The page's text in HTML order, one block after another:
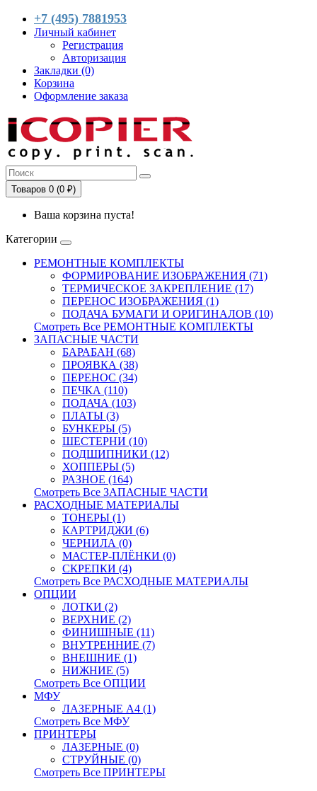
+7 (495) 7881953
Личный кабинет
Регистрация
Авторизация
Закладки (0)
Корзина
Оформление заказа
Товаров 0 (0 ₽)
Ваша корзина пуста!
Категории
РЕМОНТНЫЕ КОМПЛЕКТЫ
ФОРМИРОВАНИЕ ИЗОБРАЖЕНИЯ (71)
ТЕРМИЧЕСКОЕ ЗАКРЕПЛЕНИЕ (17)
ПЕРЕНОС ИЗОБРАЖЕНИЯ (1)
ПОДАЧА БУМАГИ И ОРИГИНАЛОВ (10)
Смотреть Все РЕМОНТНЫЕ КОМПЛЕКТЫ
ЗАПАСНЫЕ ЧАСТИ
БАРАБАН (68)
ПРОЯВКА (38)
ПЕРЕНОС (34)
ПЕЧКА (110)
ПОДАЧА (103)
ПЛАТЫ (3)
БУНКЕРЫ (5)
ШЕСТЕРНИ (10)
ПОДШИПНИКИ (12)
ХОППЕРЫ (5)
РАЗНОЕ (164)
Смотреть Все ЗАПАСНЫЕ ЧАСТИ
РАСХОДНЫЕ МАТЕРИАЛЫ
ТОНЕРЫ (1)
КАРТРИДЖИ (6)
ЧЕРНИЛА (0)
МАСТЕР-ПЛЁНКИ (0)
СКРЕПКИ (4)
Смотреть Все РАСХОДНЫЕ МАТЕРИАЛЫ
ОПЦИИ
ЛОТКИ (2)
ВЕРХНИЕ (2)
ФИНИШНЫЕ (11)
ВНУТРЕННИЕ (7)
ВНЕШНИЕ (1)
НИЖНИЕ (5)
Смотреть Все ОПЦИИ
МФУ
ЛАЗЕРНЫЕ A4 (1)
Смотреть Все МФУ
ПРИНТЕРЫ
ЛАЗЕРНЫЕ (0)
СТРУЙНЫЕ (0)
Смотреть Все ПРИНТЕРЫ